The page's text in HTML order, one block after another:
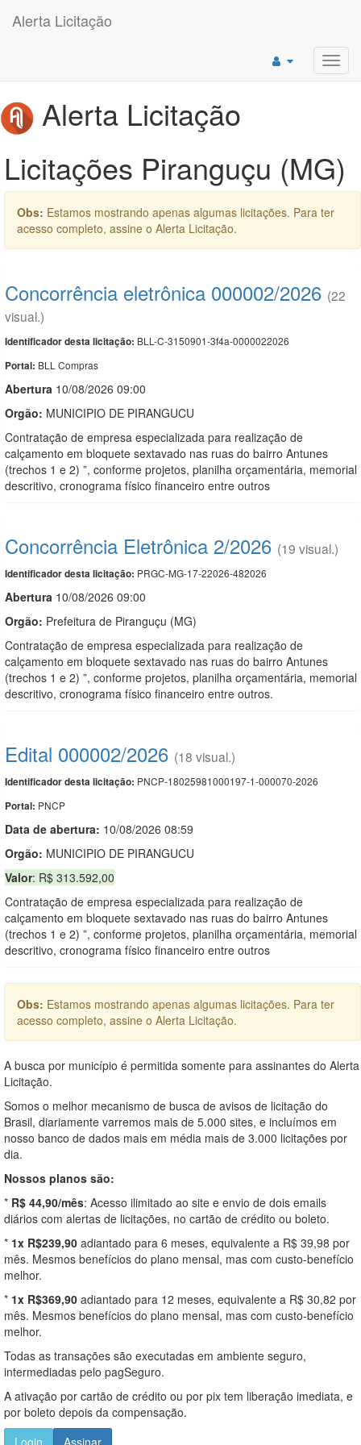
Alerta Licitação
Alerta Licitação
Licitações Piranguçu (MG)
Obs: Estamos mostrando apenas algumas licitações. Para ter
acesso completo, assine o Alerta Licitação.
Concorrência eletrônica 000002/2026 (22
visual.)
Identificador desta licitação: BLL-C-3150901-3f4a-0000022026
Portal: BLL Compras
Abertura 10/08/2026 09:00
Orgão: MUNICIPIO DE PIRANGUCU
Contratação de empresa especializada para realização de
calçamento em bloquete sextavado nas ruas do bairro Antunes
(trechos 1 e 2) ”, conforme projetos, planilha orçamentária, memorial
descritivo, cronograma físico financeiro entre outros
Concorrência Eletrônica 2/2026 (19 visual.)
Identificador desta licitação: PRGC-MG-17-22026-482026
Abertura 10/08/2026 09:00
Orgão: Prefeitura de Piranguçu (MG)
Contratação de empresa especializada para realização de
calçamento em bloquete sextavado nas ruas do bairro Antunes
(trechos 1 e 2) ”, conforme projetos, planilha orçamentária, memorial
descritivo, cronograma físico financeiro entre outros.
Edital 000002/2026 (18 visual.)
Identificador desta licitação: PNCP-18025981000197-1-000070-2026
Portal: PNCP
Data de abertura: 10/08/2026 08:59
Orgão: MUNICIPIO DE PIRANGUCU
Valor: R$ 313.592,00
Contratação de empresa especializada para realização de
calçamento em bloquete sextavado nas ruas do bairro Antunes
(trechos 1 e 2) ”, conforme projetos, planilha orçamentária, memorial
descritivo, cronograma físico financeiro entre outros
Obs: Estamos mostrando apenas algumas licitações. Para ter
acesso completo, assine o Alerta Licitação.
A busca por município é permitida somente para assinantes do Alerta
Licitação.
Somos o melhor mecanismo de busca de avisos de licitação do
Brasil, diariamente varremos mais de 5.000 sites, e incluímos em
nosso banco de dados mais em média mais de 3.000 licitações por
dia.
Nossos planos são:
* R$ 44,90/mês: Acesso ilimitado ao site e envio de dois emails
diários com alertas de licitações, no cartão de crédito ou boleto.
* 1x R$239,90 adiantado para 6 meses, equivalente a R$ 39,98 por
mês. Mesmos benefícios do plano mensal, mas com custo-benefício
melhor.
* 1x R$369,90 adiantado para 12 meses, equivalente a R$ 30,82 por
mês. Mesmos benefícios do plano mensal, mas com custo-benefício
melhor.
Todas as transações são executadas em ambiente seguro,
intermediadas pelo pagSeguro.
A ativação por cartão de crédito ou por pix tem liberação imediata, e
por boleto depois da compensação.
Login
Assinar